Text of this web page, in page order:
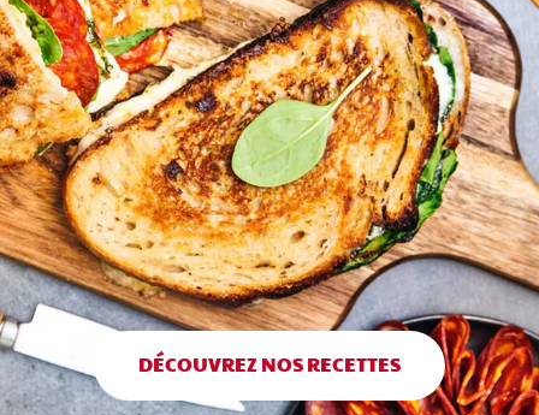
DÉCOUVREZ NOS RECETTES